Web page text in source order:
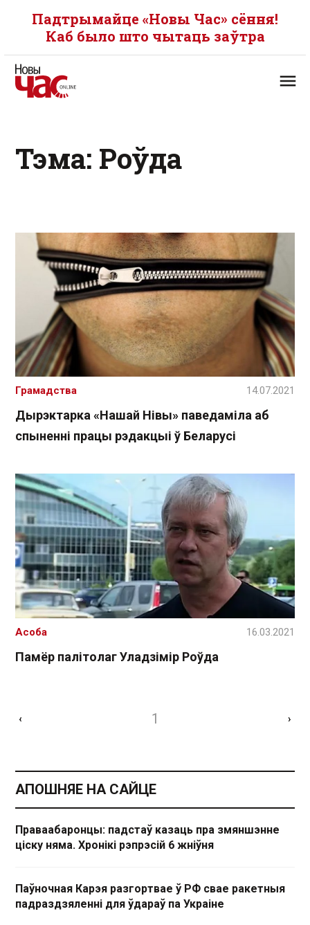
Падтрымайце «Новы Час» сёння!
Каб было што чытаць заўтра
Тэма: Роўда
Дырэктарка «Нашай Нівы» паведаміла аб
спыненні працы рэдакцыі ў Беларусі
Грамадства 14.07.2021
Памёр палітолаг Уладзімір Роўда
Асоба 16.03.2021
‹ 1 ›
АПОШНЯЕ НА САЙЦЕ
Праваабаронцы: падстаў казаць пра змяншэнне
ціску няма. Хронікі рэпрэсій 6 жніўня
Паўночная Карэя разгортвае ў РФ свае ракетныя
падраздзяленні для ўдараў па Украіне